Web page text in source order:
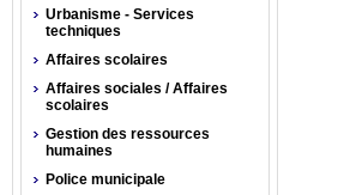
Urbanisme - Services
techniques
Affaires scolaires
Affaires sociales / Affaires
scolaires
Gestion des ressources
humaines
Police municipale